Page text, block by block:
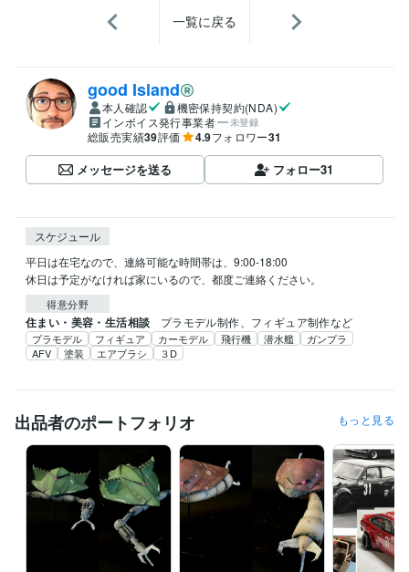
一覧に戻る
good Island
本人確認
機密保持契約(NDA)
インボイス発行事業者
未登録
総販売実績39評価 4.9フォロワー31
メッセージを送る フォロー31
スケジュール
平日は在宅なので、連絡可能な時間帯は、9:00-18:00
休日は予定がなければ家にいるので、都度ご連絡ください。
得意分野
住まい・美容・生活相談 プラモデル制作、フィギュア制作など
プラモデル フィギュア カーモデル 飛行機 潜水艦
ガンプラ
AFV
塗装 エアブラシ ３D
出品者のポートフォリオ もっと見る